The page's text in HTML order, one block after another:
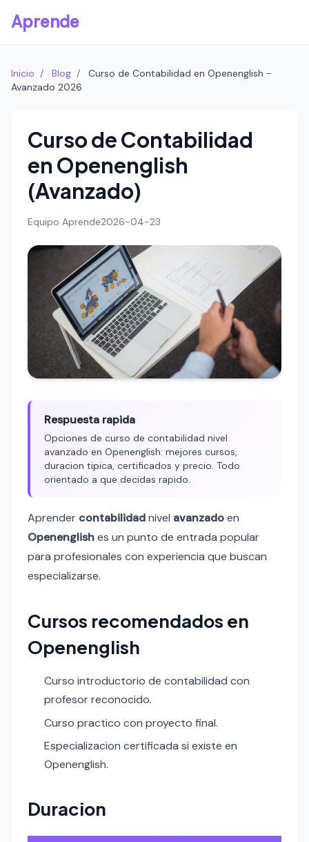
Aprende
Inicio / Blog /
Curso de Contabilidad en Openenglish -
Avanzado 2026
Curso de Contabilidad
en Openenglish
(Avanzado)
Equipo Aprende2026-04-23
Respuesta rapida
Opciones de curso de contabilidad nivel
avanzado en Openenglish: mejores cursos,
duracion tipica, certificados y precio. Todo
orientado a que decidas rapido.
Aprender contabilidadnivel avanzadoen
Openenglishes un punto de entrada popular
para profesionales con experiencia que buscan
especializarse.
Cursos recomendados en
Openenglish
Curso introductorio de contabilidad con
profesor reconocido.
Curso practico con proyecto final.
Especializacion certificada si existe en
Openenglish.
Duracion